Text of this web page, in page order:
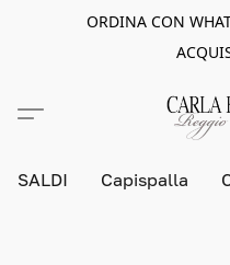
ORDINA CON
SALDI Capispalla